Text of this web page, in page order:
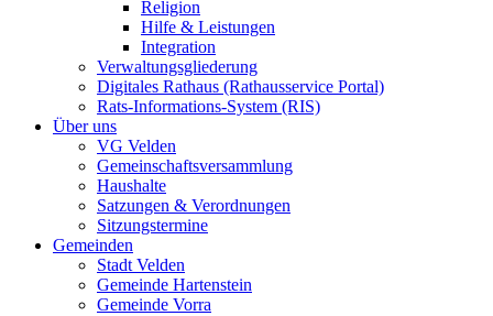
Religion
Hilfe & Leistungen
Integration
Verwaltungsgliederung
Digitales Rathaus (Rathausservice Portal)
Rats-Informations-System (RIS)
Über uns
VG Velden
Gemeinschaftsversammlung
Haushalte
Satzungen & Verordnungen
Sitzungstermine
Gemeinden
Stadt Velden
Gemeinde Hartenstein
Gemeinde Vorra